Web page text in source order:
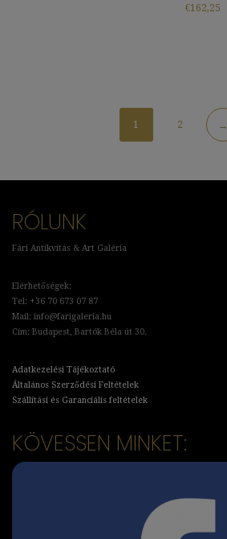
€162,25
1 2 →
RÓLUNK
Fári Antikvitás & Art Galéria
Elérhetőségek:
Tel: +36 70 673 07 87
Mail: info@farigaleria.hu
Cím: Budapest, Bartók Béla út 30.
Adatkezelési Tájékoztató
Általános Szerződési Feltételek
Szállítási és Garanciális feltételek
KÖVESSEN MINKET: